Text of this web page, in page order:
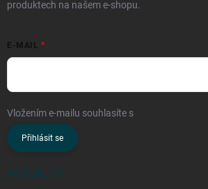
produktech na našem e-shopu.
E-MAIL
Vložením e-mailu souhlasíte s
Přihlásit se
AKTUALITY